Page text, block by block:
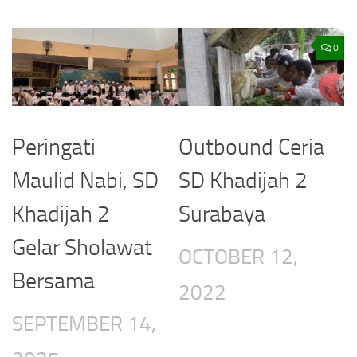
Peringati
Maulid Nabi, SD
Khadijah 2
Gelar Sholawat
Bersama
SEPTEMBER 14,
0
Outbound Ceria
SD Khadijah 2
Surabaya
OCTOBER 12,
2022